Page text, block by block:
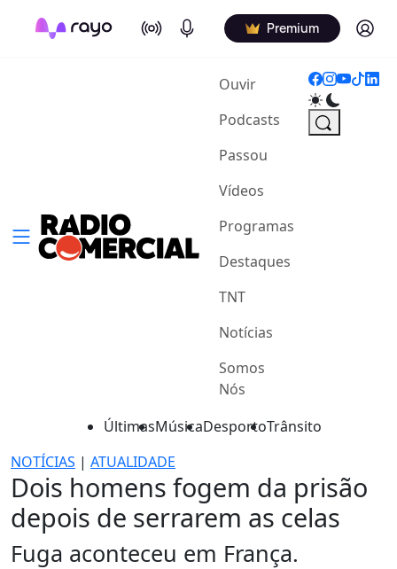
On Air Podcasts Premium Log in
Ouvir(current)
Podcasts
Passou
Vídeos
Programas
Destaques
TNT
Notícias
Somos
Nós
ÚltimasMúsicaDesportoTrânsito
NOTÍCIAS | ATUALIDADE
Dois homens fogem da prisão
depois de serrarem as celas
Fuga aconteceu em França.